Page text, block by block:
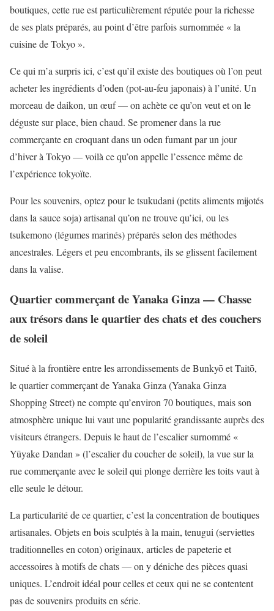
boutiques, cette rue est particulièrement réputée pour la richesse
de ses plats préparés, au point d’être parfois surnommée « la
cuisine de Tokyo ».
Ce qui m’a surpris ici, c’est qu’il existe des boutiques où l’on peut
acheter les ingrédients d’oden (pot-au-feu japonais) à l’unité. Un
morceau de daikon, un œuf — on achète ce qu’on veut et on le
déguste sur place, bien chaud. Se promener dans la rue
commerçante en croquant dans un oden fumant par un jour
d’hiver à Tokyo — voilà ce qu’on appelle l’essence même de
l’expérience tokyoïte.
Pour les souvenirs, optez pour le tsukudani (petits aliments mijotés
dans la sauce soja) artisanal qu’on ne trouve qu’ici, ou les
tsukemono (légumes marinés) préparés selon des méthodes
ancestrales. Légers et peu encombrants, ils se glissent facilement
dans la valise.
Quartier commerçant de Yanaka Ginza — Chasse
aux trésors dans le quartier des chats et des couchers
de soleil
Situé à la frontière entre les arrondissements de Bunkyō et Taitō,
le quartier commerçant de Yanaka Ginza (Yanaka Ginza
Shopping Street) ne compte qu’environ 70 boutiques, mais son
atmosphère unique lui vaut une popularité grandissante auprès des
visiteurs étrangers. Depuis le haut de l’escalier surnommé «
Yūyake Dandan » (l’escalier du coucher de soleil), la vue sur la
rue commerçante avec le soleil qui plonge derrière les toits vaut à
elle seule le détour.
La particularité de ce quartier, c’est la concentration de boutiques
artisanales. Objets en bois sculptés à la main, tenugui (serviettes
traditionnelles en coton) originaux, articles de papeterie et
accessoires à motifs de chats — on y déniche des pièces quasi
uniques. L’endroit idéal pour celles et ceux qui ne se contentent
pas de souvenirs produits en série.